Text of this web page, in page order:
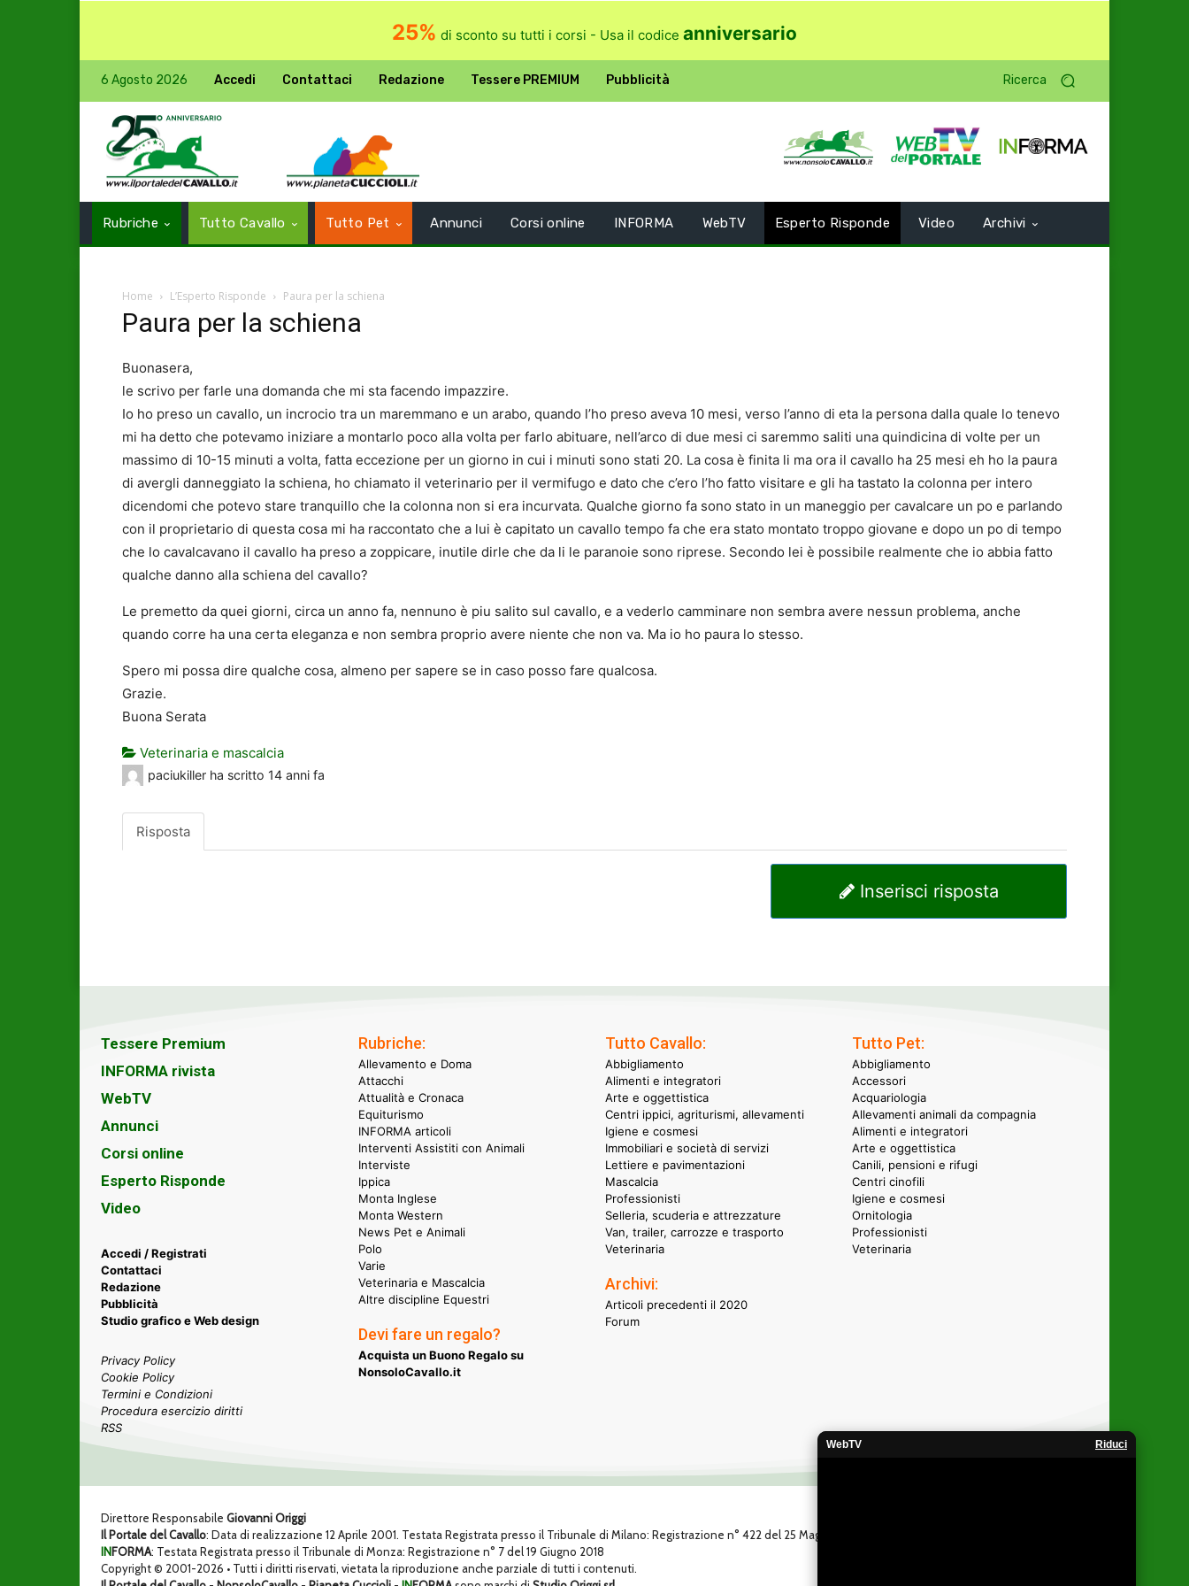
25% di sconto su tutti i corsi - Usa il codice anniversario
6 Agosto 2026 Accedi Contattaci Redazione Tessere PREMIUM Pubblicità Ricerca
Rubriche Tutto Cavallo Tutto Pet Annunci Corsi online INFORMA WebTV Esperto Risponde Video Archivi
Home L’Esperto Risponde Paura per la schiena
Paura per la schiena
Buonasera,
le scrivo per farle una domanda che mi sta facendo impazzire.
Io ho preso un cavallo, un incrocio tra un maremmano e un arabo, quando l’ho preso aveva 10 mesi, verso l’anno di eta la persona dalla quale lo tenevo
mi ha detto che potevamo iniziare a montarlo poco alla volta per farlo abituare, nell’arco di due mesi ci saremmo saliti una quindicina di volte per un
massimo di 10-15 minuti a volta, fatta eccezione per un giorno in cui i minuti sono stati 20. La cosa è finita li ma ora il cavallo ha 25 mesi eh ho la paura
di avergli danneggiato la schiena, ho chiamato il veterinario per il vermifugo e dato che c’ero l’ho fatto visitare e gli ha tastato la colonna per intero
dicendomi che potevo stare tranquillo che la colonna non si era incurvata. Qualche giorno fa sono stato in un maneggio per cavalcare un po e parlando
con il proprietario di questa cosa mi ha raccontato che a lui è capitato un cavallo tempo fa che era stato montato troppo giovane e dopo un po di tempo
che lo cavalcavano il cavallo ha preso a zoppicare, inutile dirle che da li le paranoie sono riprese. Secondo lei è possibile realmente che io abbia fatto
qualche danno alla schiena del cavallo?
Le premetto da quei giorni, circa un anno fa, nennuno è piu salito sul cavallo, e a vederlo camminare non sembra avere nessun problema, anche
quando corre ha una certa eleganza e non sembra proprio avere niente che non va. Ma io ho paura lo stesso.
Spero mi possa dire qualche cosa, almeno per sapere se in caso posso fare qualcosa.
Grazie.
Buona Serata
Veterinaria e mascalcia
paciukiller ha scritto 14 anni fa
Risposta
Inserisci risposta
Tessere Premium
INFORMA rivista
WebTV
Annunci
Corsi online
Esperto Risponde
Video
Accedi / Registrati
Contattaci
Redazione
Pubblicità
Studio grafico e Web design
Privacy Policy
Cookie Policy
Termini e Condizioni
Procedura esercizio diritti
RSS
Rubriche:
Allevamento e Doma
Attacchi
Attualità e Cronaca
Equiturismo
INFORMA articoli
Interventi Assistiti con Animali
Interviste
Ippica
Monta Inglese
Monta Western
News Pet e Animali
Polo
Varie
Veterinaria e Mascalcia
Altre discipline Equestri
Devi fare un regalo?
Acquista un Buono Regalo su
NonsoloCavallo.it
Tutto Cavallo:
Abbigliamento
Alimenti e integratori
Arte e oggettistica
Centri ippici, agriturismi, allevamenti
Igiene e cosmesi
Immobiliari e società di servizi
Lettiere e pavimentazioni
Mascalcia
Professionisti
Selleria, scuderia e attrezzature
Van, trailer, carrozze e trasporto
Veterinaria
Archivi:
Articoli precedenti il 2020
Forum
Tutto Pet:
Abbigliamento
Accessori
Acquariologia
Allevamenti animali da compagnia
Alimenti e integratori
Arte e oggettistica
Canili, pensioni e rifugi
Centri cinofili
Igiene e cosmesi
Ornitologia
Professionisti
Veterinaria
Direttore Responsabile Giovanni Origgi
Il Portale del Cavallo: Data di realizzazione 12 Aprile 2001. Testata Registrata presso il Tribunale di Milano: Registrazione n° 422 del 25 Maggio 2005
INFORMA: Testata Registrata presso il Tribunale di Monza: Registrazione n° 7 del 19 Giugno 2018
Copyright © 2001-2026 • Tutti i diritti riservati, vietata la riproduzione anche parziale di tutti i contenuti.
WebTV Riduci